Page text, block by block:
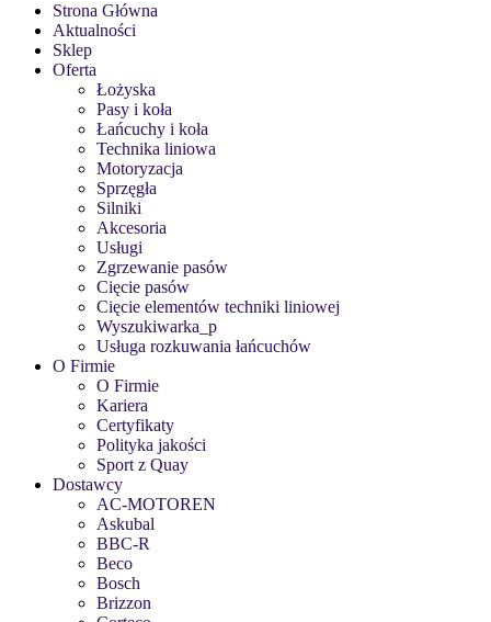
Strona Główna
Aktualności
Sklep
Oferta
Łożyska
Pasy i koła
Łańcuchy i koła
Technika liniowa
Motoryzacja
Sprzęgła
Silniki
Akcesoria
Usługi
Zgrzewanie pasów
Cięcie pasów
Cięcie elementów techniki liniowej
Wyszukiwarka_p
Usługa rozkuwania łańcuchów
O Firmie
O Firmie
Kariera
Certyfikaty
Polityka jakości
Sport z Quay
Dostawcy
AC-MOTOREN
Askubal
BBC-R
Beco
Bosch
Brizzon